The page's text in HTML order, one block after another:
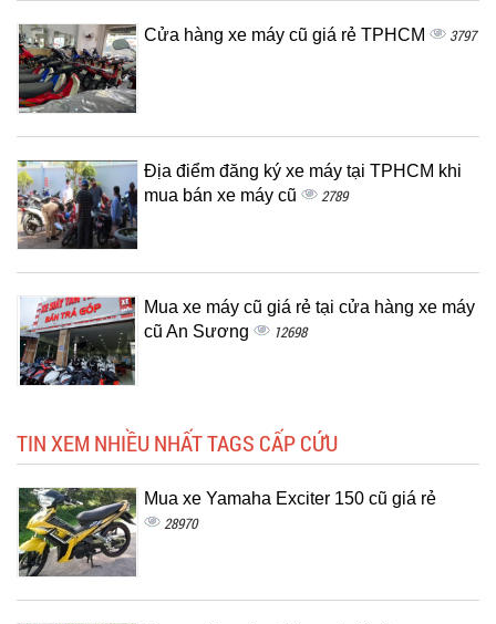
Cửa hàng xe máy cũ giá rẻ TPHCM 3797
Địa điểm đăng ký xe máy tại TPHCM khi
mua bán xe máy cũ
2789
Mua xe máy cũ giá rẻ tại cửa hàng xe máy
cũ An Sương
12698
TIN XEM NHIỀU NHẤT TAGS CẤP CỨU
Mua xe Yamaha Exciter 150 cũ giá rẻ
28970